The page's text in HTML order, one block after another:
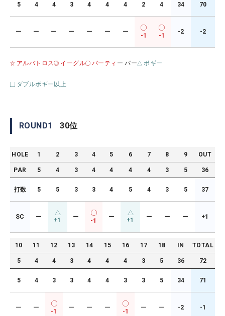
5 4 4 3 4 4 4 2 4 34 70
ー ー ー ー ー ー ー
-1 -1
-2 -2
アルバトロス イーグル バーティ ー パー ボギー
ダブルボギー以上
ROUND1 30位
HOLE 1 2 3 4 5 6 7 8 9 OUT
PAR 5 4 3 4 4 4 4 3 5 36
打数 5 5 3 3 4 5 4 3 5 37
SC ー +1 ー
-1
ー +1 ー ー ー +1
10 11 12 13 14 15 16 17 18 IN TOTAL
5 4 4 3 4 4 4 3 5 36 72
5 4 3 3 4 4 3 3 5 34 71
ー ー
-1
ー ー ー
-1
ー ー -2 -1